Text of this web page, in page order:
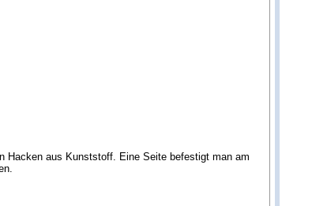
Hacken aus Kunststoff. Eine Seite befestigt man am